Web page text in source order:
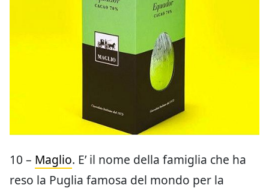
10 – Maglio. E’ il nome della famiglia che ha
reso la Puglia famosa del mondo per la